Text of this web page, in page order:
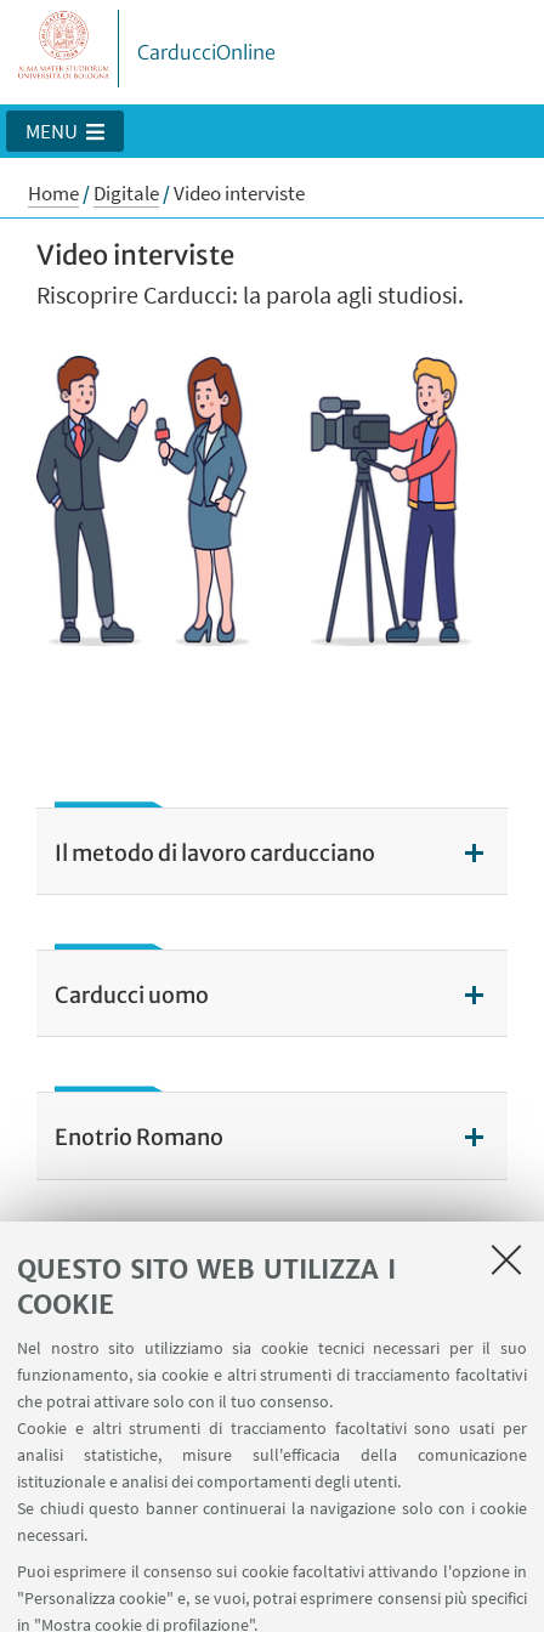
QUESTO SITO WEB UTILIZZA I
COOKIE
Nel nostro sito utilizziamo sia cookie tecnici necessari per il suo
funzionamento, sia cookie e altri strumenti di tracciamento facoltativi
che potrai attivare solo con il tuo consenso.
Cookie e altri strumenti di tracciamento facoltativi sono usati per
analisi statistiche, misure sull'efficacia della comunicazione
istituzionale e analisi dei comportamenti degli utenti.
Se chiudi questo banner continuerai la navigazione solo con i cookie
necessari.
Puoi esprimere il consenso sui cookie facoltativi attivando l'opzione in
"Personalizza cookie" e, se vuoi, potrai esprimere consensi più specifici
in "Mostra cookie di profilazione".
CarducciOnline
MENU
Home/Digitale/Video interviste
Video interviste
Riscoprire Carducci: la parola agli studiosi.
Il metodo di lavoro carducciano
Carducci uomo
Enotrio Romano
Il "tumultus infimus"
L'Archivio di Carducci
Carducci e Bologna